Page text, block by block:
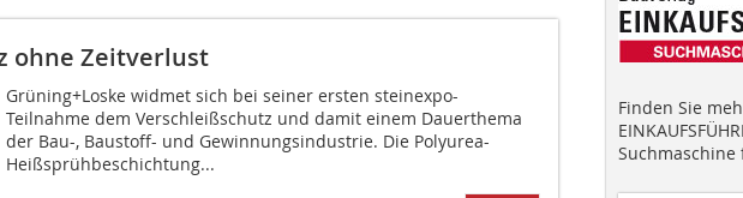
ohne Zeitverlust
Grüning+Loske widmet sich bei seiner ersten steinexpo-
Teilnahme dem Verschleißschutz und damit einem Dauerthema
der Bau-, Baustoff- und Gewinnungsindustrie. Die Polyurea-
Heißsprühbeschichtung...
Finden Sie